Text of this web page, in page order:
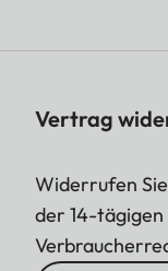
Vertrag
Widerrufen
der 14-